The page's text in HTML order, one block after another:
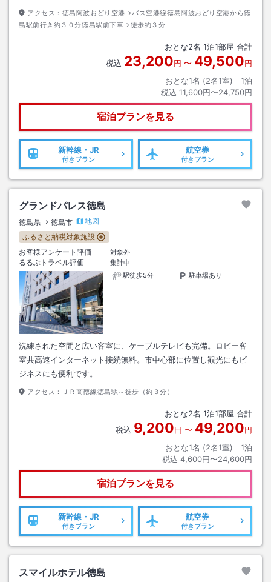
アクセス： 徳島阿波おどり空港→バス空港線徳島阿波おどり空港から徳
島駅前行き約３０分徳島駅前下車→徒歩約３分
おとな2名 1泊1部屋 合計
税込 23,200円 〜 49,500円
おとな1名 (2名1室)｜ 1泊
税込 11,600円〜24,750円
宿泊プランを見る
新幹線・JR
付きプラン
航空券
付きプラン
グランドパレス徳島
徳島県 徳島市
地図
ふるさと納税対象施設
お客様アンケート評価
対象外
るるぶトラベル評価
集計中
駅徒歩5分
駐車場あり
洗練された空間と広い客室に、ケーブルテレビも完備。ロビー客
室共高速インターネット接続無料。市中心部に位置し観光にもビ
ジネスにも便利です。
アクセス： ＪＲ高徳線徳島駅～徒歩（約３分）
おとな2名 1泊1部屋 合計
税込 9,200円 〜 49,200円
おとな1名 (2名1室)｜ 1泊
税込 4,600円〜24,600円
宿泊プランを見る
新幹線・JR
付きプラン
航空券
付きプラン
スマイルホテル徳島